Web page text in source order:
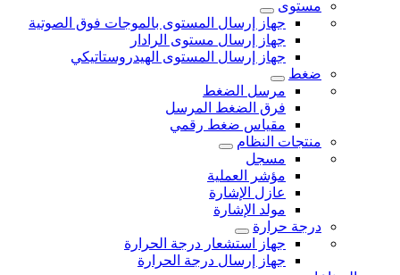
مستوى
جهاز إرسال المستوى بالموجات فوق الصوتية
جهاز إرسال مستوى الرادار
جهاز إرسال المستوى الهيدروستاتيكي
ضغط
مرسل الضغط
فرق الضغط المرسل
مقياس ضغط رقمي
منتجات النظام
مسجل
مؤشر العملية
عازل الإشارة
مولد الإشارة
درجة حرارة
جهاز استشعار درجة الحرارة
جهاز إرسال درجة الحرارة